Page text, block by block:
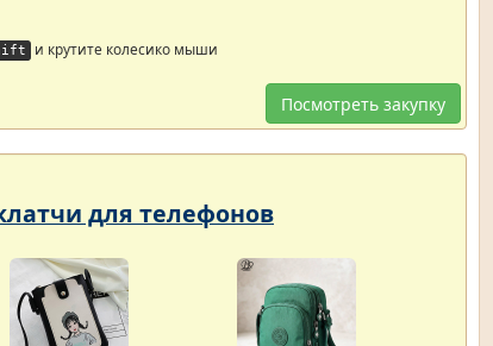
и крутите колесико мыши
Посмотреть закупку
для телефонов